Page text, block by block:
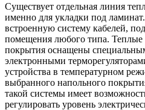
Существует отдельная линия
именно для укладки под
встроенную систему кабелей,
помещения любого типа.
покрытия оснащены
электронными
устройства в температурном
выбранного напольного
такой системы имеет
регулировать уровень